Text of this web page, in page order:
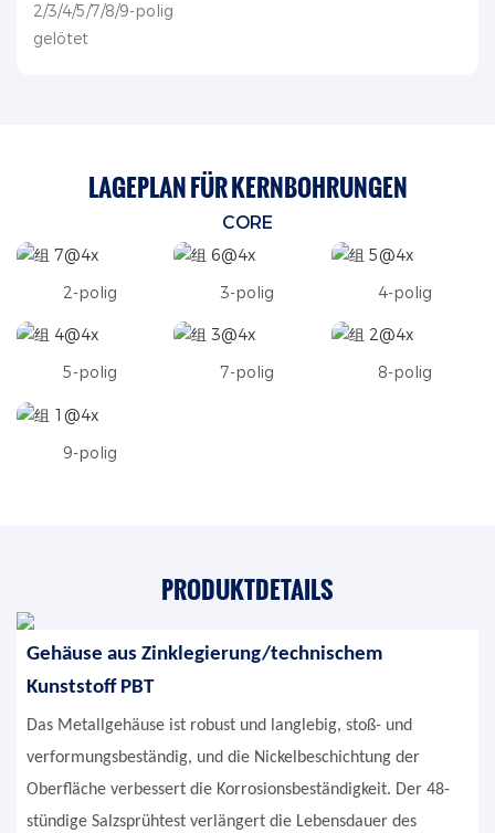
2/3/4/5/7/8/9-polig
gelötet
LAGEPLAN FÜR KERNBOHRUNGEN
CORE
2-polig 3-polig 4-polig
5-polig 7-polig 8-polig
9-polig
PRODUKTDETAILS
Gehäuse aus Zinklegierung/technischem
Kunststoff PBT
Das Metallgehäuse ist robust und langlebig, stoß- und
verformungsbeständig, und die Nickelbeschichtung der
Oberfläche verbessert die Korrosionsbeständigkeit. Der 48-
stündige Salzsprühtest verlängert die Lebensdauer des